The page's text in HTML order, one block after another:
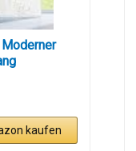
kaufen